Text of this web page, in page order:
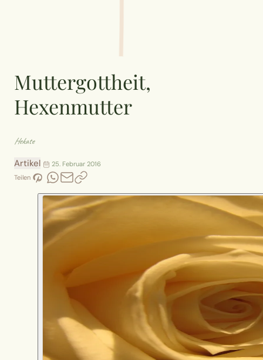
Muttergottheit,
Hexenmutter
Hekate
Artikel
25. Februar 2016
Teilen